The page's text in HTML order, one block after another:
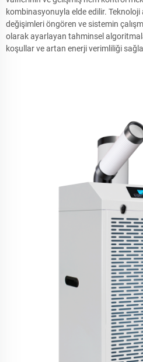
kombinasyonuyla elde edilir. Teknoloji
değişimleri öngören ve sistemin
olarak ayarlayan tahminsel
koşullar ve artan enerji verimliliği